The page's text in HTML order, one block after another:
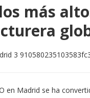
más
en Madrid se ha